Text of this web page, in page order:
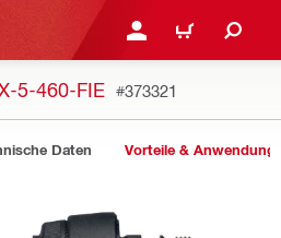
ANMELDEN ODER
WARENKORB
5-460-FIE #373321
Daten Vorteile &